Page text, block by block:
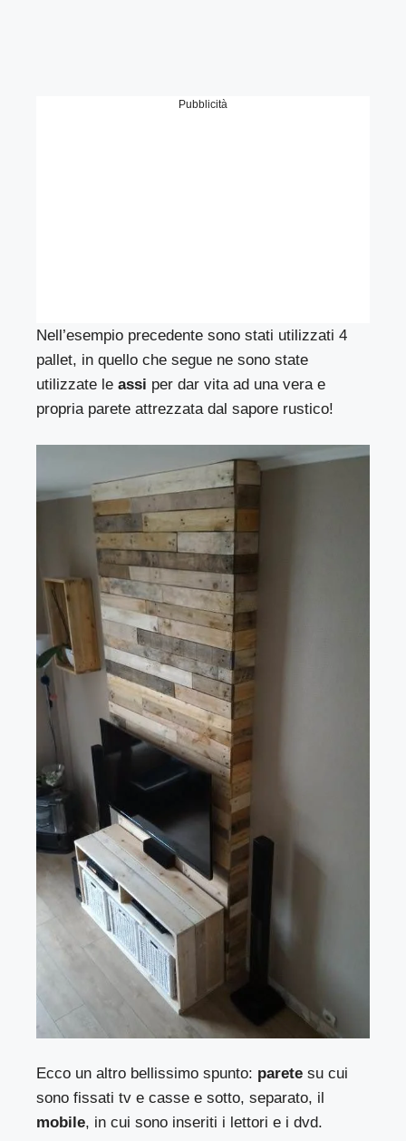
Pubblicità
Nell’esempio precedente sono stati utilizzati 4
pallet, in quello che segue ne sono state
utilizzate leassi per dar vita ad una vera e
propria parete attrezzata dal sapore rustico!
Ecco un altro bellissimo spunto: parete su cui
sono fissati tv e casse e sotto, separato, il
mobile, in cui sono inseriti i lettori e i dvd.